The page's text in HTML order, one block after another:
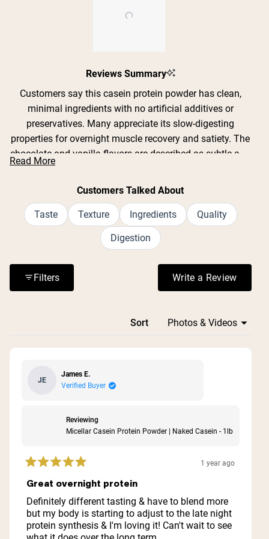
1
selected
Reviews Summary
Customers say this casein protein powder has clean,
minimal ingredients with no artificial additives or
preservatives. Many appreciate its slow-digesting
properties for overnight muscle recovery and satiety. The
chocolate and vanilla flavors are described as subtle and
not overly sweet, while the unflavored version is nearly
tasteless. Common feedback includes mixing
shaker bottles for best results. Users report the texture
can be chalky or gritty, which is typical for casein. Many
find it keeps them full longer than whey protein and
Some experience initial digestive adjustment but find it
gentler than other proteins over time.
Read More
Customers Talked About
Taste Texture Ingredients Quality
Digestion
Filters Write a Review
(Opens in a
Sort
JE
James E.
Verified Buyer
Reviewing
Micellar Casein Protein Powder | Naked Casein - 1lb
Rated
5
out
of
5
stars
1 year ago
Great overnight protein
Definitely different tasting & have to blend more
but my body is starting to adjust to the late night
protein synthesis & I'm loving it! Can't wait to see
Loading...